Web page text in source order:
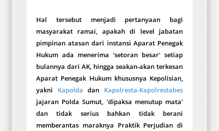
Hal tersebut menjadi pertanyaan bagi
masyarakat ramai, apakah di level jabatan
pimpinan atasan dari instansi Aparat Penegak
Hukum ada menerima 'setoran besar' setiap
bulannya dari AK, hingga seakan-akan terkesan
Aparat Penegak Hukum khususnya Kepolisian,
yakni Kapolda dan Kapolresta-Kapolrestabes
jajaran Polda Sumut, 'dipaksa menutup mata'
dan tidak serius bahkan tidak berani
memberantas maraknya Praktik Perjudian di